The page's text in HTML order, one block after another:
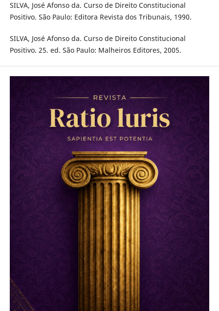
SILVA, José Afonso da. Curso de Direito Constitucional
Positivo. São Paulo: Editora Revista dos Tribunais, 1990.
SILVA, José Afonso da. Curso de Direito Constitucional
Positivo. 25. ed. São Paulo: Malheiros Editores, 2005.